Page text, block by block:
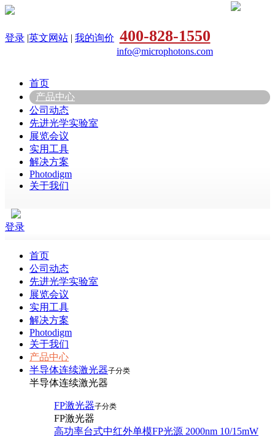
登录 |英文网站 | 我的询价 400-828-1550
info@microphotons.com
首页
产品中心
公司动态
先进光学实验室
展览会议
实用工具
解决方案
Photodigm
关于我们
登录
首页
公司动态
先进光学实验室
展览会议
实用工具
解决方案
Photodigm
关于我们
产品中心
半导体连续激光器子分类
半导体连续激光器
FP激光器子分类
FP激光器
高功率台式中红外单模FP光源 2000nm 10/15mW